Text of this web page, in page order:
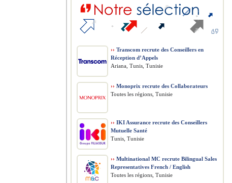
›› Transcom recrute des Conseillers en
Réception d’Appels
Ariana, Tunis, Tunisie
›› Monoprix recrute des Collaborateurs
Toutes les régions, Tunisie
›› IKI Assurance recrute des Conseillers
Mutuelle Santé
Tunis, Tunisie
›› Multinational MC recrute Bilingual Sales
Representatives French / English
Toutes les régions, Tunisie